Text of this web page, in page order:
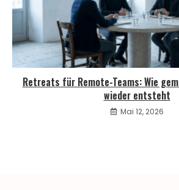
Retreats für Remote-Teams: Wie
wieder entsteht
Mai 12, 2026